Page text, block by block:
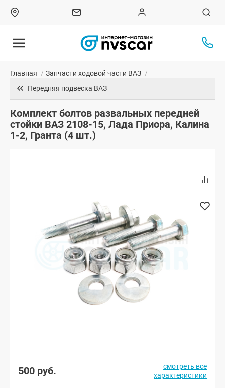
Главная / Запчасти ходовой части ВАЗ /
Передняя подвеска ВАЗ
Комплект болтов развальных передней
стойки ВАЗ 2108-15, Лада Приора, Калина
1-2, Гранта (4 шт.)
500 руб.
смотреть все
характеристики